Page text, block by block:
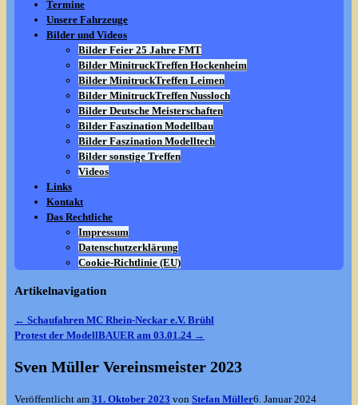
Termine
Unsere Fahrzeuge
Bilder und Videos
Bilder Feier 25 Jahre FMT
Bilder MinitruckTreffen Hockenheim
Bilder MinitruckTreffen Leimen
Bilder MinitruckTreffen Nussloch
Bilder Deutsche Meisterschaften
Bilder Faszination Modellbau
Bilder Faszination Modelltech
Bilder sonstige Treffen
Videos
Links
Kontakt
Das Rechtliche
Impressum
Datenschutzerklärung
Cookie-Richtlinie (EU)
Artikelnavigation
← Schaufahren MC Rhein-Neckar e.V. Brühl
Protest der ModellBAUER am 03.01.24 →
Sven Müller Vereinsmeister 2023
Veröffentlicht am 31. Oktober 2023 von Stefan Müller6. Januar 2024